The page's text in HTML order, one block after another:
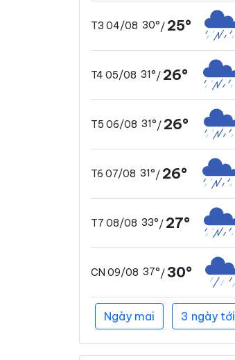
T3 04/08 30°/ 25°
T4 05/08 31°/ 26°
T5 06/08 31°/ 26°
T6 07/08 31°/ 26°
T7 08/08 33°/ 27°
CN 09/08 37°/30°
Ngày mai 3 ngày tới